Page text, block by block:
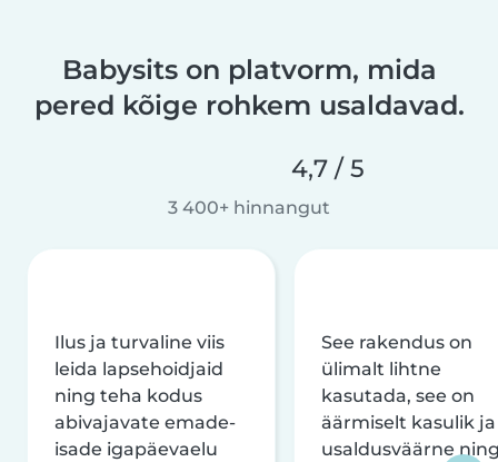
Babysits on platvorm, mida
pered kõige rohkem usaldavad.
4,7 / 5
3 400+ hinnangut
Ilus ja turvaline viis
leida lapsehoidjaid
ning teha kodus
abivajavate emade-
isade igapäevaelu
See rakendus on
ülimalt lihtne
kasutada, see on
äärmiselt kasulik ja
usaldusväärne